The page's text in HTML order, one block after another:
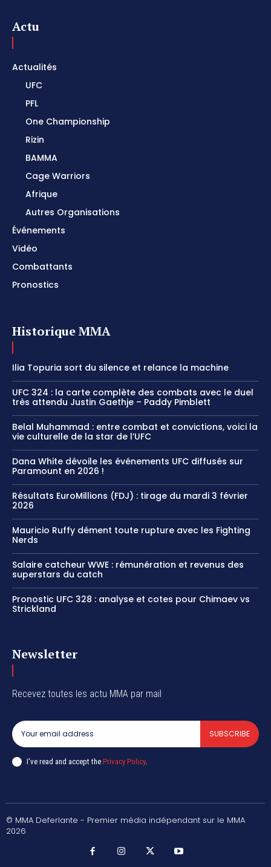
Actu
Actualités
UFC
PFL
One Championship
Rizin
BAMMA
Cage Warriors
Afrique
Autres Organisations
Événements
Vidéo
Combattants
Pronostics
Historique MMA
Ilia Topuria sort du silence et relance la machine
UFC 324 : la carte complète des combats avec le duel
très attendu Justin Gaethje – Paddy Pimblett
Belal Muhammad : entre combat et convictions, voici la
vie culturelle de la star de l’UFC
Dana White dévoile les événements UFC diffusés sur
Paramount en 2026 !
Résultats EuroMillions (FDJ) : tirage du mardi 3 février
2026
Mauricio Ruffy dément toute rupture avec les Fighting
Nerds
Salaire catcheur WWE : rémunération et revenus des
superstars du catch
Pronostic UFC 328 : analyse et cotes pour Chimaev vs
Strickland
Newsletter
Recevez toutes les actu MMA par mail
SUBSCRIBE
I've read and accept the Privacy Policy.
© MMA Deferlante - Premier média indépendant sur le MMA
2026